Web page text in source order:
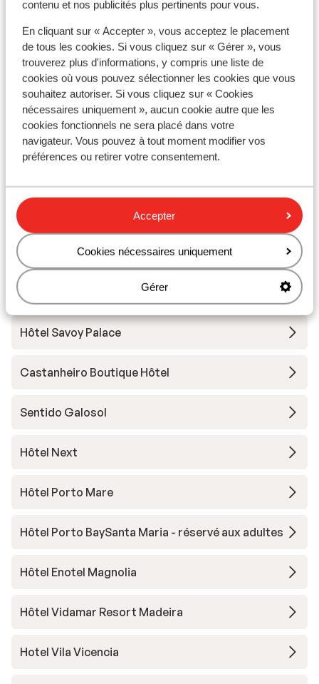
contenu et nos publicités plus pertinents pour vous.
En cliquant sur « Accepter », vous acceptez le placement
de tous les cookies. Si vous cliquez sur « Gérer », vous
trouverez plus d'informations, y compris une liste de
cookies où vous pouvez sélectionner les cookies que vous
souhaitez autoriser. Si vous cliquez sur « Cookies
nécessaires uniquement », aucun cookie autre que les
cookies fonctionnels ne sera placé dans votre
navigateur. Vous pouvez à tout moment modifier vos
préférences ou retirer votre consentement.
Accepter
Cookies nécessaires uniquement
Gérer
Afficher sur la carte
À proximité
mètres, de wandelpromenade environ 200 mètres
La distance de la vieille ville environ 2,5 kilomètres
Autres hébergements - Madère
Hôtel The Cliff Bay
Hôtel Savoy Palace
Castanheiro Boutique Hôtel
Sentido Galosol
Hôtel Next
Hôtel Porto Mare
Hôtel Porto BaySanta Maria - réservé aux adultes
Hôtel Enotel Magnolia
Hôtel Vidamar Resort Madeira
Hotel Vila Vicencia